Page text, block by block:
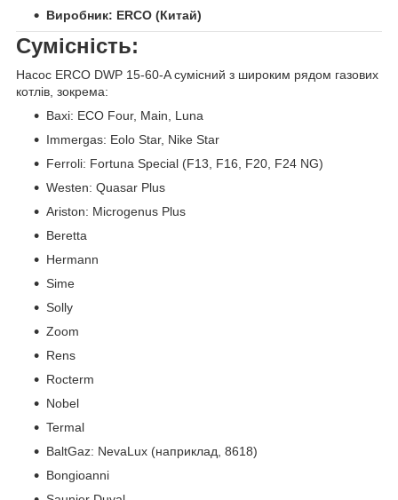
Виробник: ERCO (Китай)
Сумісність:
Насос ERCO DWP 15-60-A сумісний з широким рядом газових
котлів, зокрема:
Baxi: ECO Four, Main, Luna
Immergas: Eolo Star, Nike Star
Ferroli: Fortuna Special (F13, F16, F20, F24 NG)
Westen: Quasar Plus
Ariston: Microgenus Plus
Beretta
Hermann
Sime
Solly
Zoom
Rens
Rocterm
Nobel
Termal
BaltGaz: NevaLux (наприклад, 8618)
Bongioanni